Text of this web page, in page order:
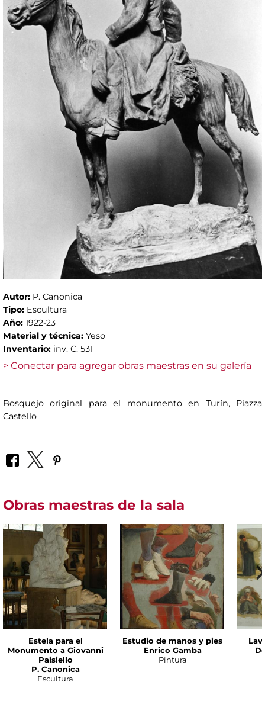
Autor: P. Canonica
Tipo: Escultura
Año: 1922-23
Material y técnica: Yeso
Inventario: inv. C. 531
> Conectar para agregar obras maestras en su galería
Bosquejo original para el monumento en Turín, Piazza
Castello
Obras maestras de la sala
Estela para el
Monumento a Giovanni
Paisiello
P. Canonica
Escultura
Estudio de manos y pies
Enrico Gamba
Pintura